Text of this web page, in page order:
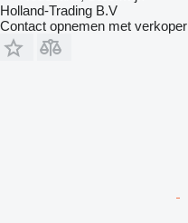
Holland-Trading B.V
Contact opnemen met verkoper